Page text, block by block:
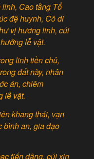
Cao tằng Tổ
đệ huynh, Cô di
vị hương linh, cúi
lễ vật.
linh tiền chủ,
đất này, nhân
án, chiêm
lễ vật.
khang thái, vạn
bình an, gia đạo
tiến dâng, cúi xin